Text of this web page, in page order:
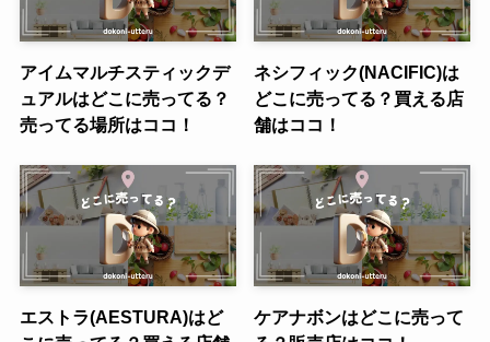
アイムマルチスティックデ
ュアルはどこに売ってる？
売ってる場所はココ！
ネシフィック(NACIFIC)は
どこに売ってる？買える店
舗はココ！
エストラ(AESTURA)はど
ケアナボンはどこに売って